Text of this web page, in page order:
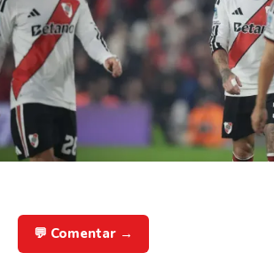
💬 Comentar →